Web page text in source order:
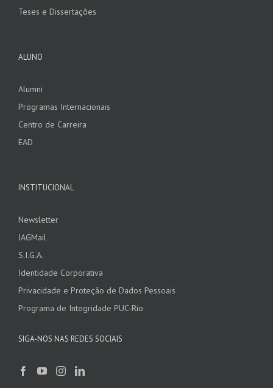
Teses e Dissertações
ALUNO
Alumni
Programas Internacionais
Centro de Carreira
EAD
INSTITUCIONAL
Newsletter
IAGMail
S.I.G.A.
Identidade Corporativa
Privacidade e Proteção de Dados Pessoais
Programa de Integridade PUC-Rio
SIGA-NOS NAS REDES SOCIAIS